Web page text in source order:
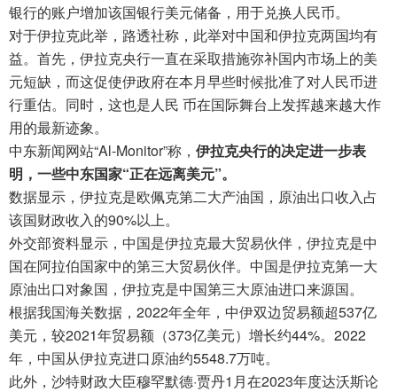
银行的账户增加该国银行美元储备，用于兑换人民币。
对于伊拉克此举，路透社称，此举对中国和伊拉克两国均有
益。首先，伊拉克央行一直在采取措施弥补国内市场上的美
元短缺，而这促使伊政府在本月早些时候批准了对人民币进
行重估。同时，这也是人民 币在国际舞台上发挥越来越大作
用的最新迹象。
中东新闻网站“Al-Monitor”称， 伊拉克央行的决定进一步表
明，一些中东国家“正在远离美元”。
数据显示，伊拉克是欧佩克第二大产油国，原油出口收入占
该国财政收入的90%以上。
外交部资料显示，中国是伊拉克最大贸易伙伴，伊拉克是中
国在阿拉伯国家中的第三大贸易伙伴。中国是伊拉克第一大
原油出口对象国，伊拉克是中国第三大原油进口来源国。
根据我国海关数据，2022年全年，中伊双边贸易额超537亿
美元，较2021年贸易额（373亿美元）增长约44%。2022
年，中国从伊拉克进口原油约5548.7万吨。
此外，沙特财政大臣穆罕默德·贾丹1月在2023年度达沃斯论